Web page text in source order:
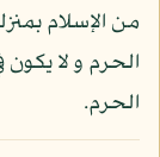
من الإسلام
الحرم و لا يكون
الحرم.